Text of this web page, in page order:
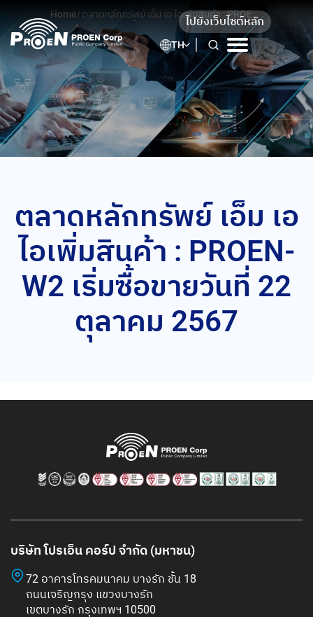
to
content
ไปยังเว็บไซต์หลัก
TH
Home/ตลาดหลักทรัพย์ เอ็ม เอ ไอเพิ่มสินค้า : PROEN-
W2 เริ่มซื้อขายวันที่ 22 ตุลาคม 2567
ตลาดหลักทรัพย์ เอ็ม เอ
ไอเพิ่มสินค้า : PROEN-
W2 เริ่มซื้อขายวันที่ 22
ตุลาคม 2567
บริษัท โปรเอ็น คอร์ป จำกัด (มหาชน)
72 อาคารโทรคมนาคม บางรัก ชั้น 18
ถนนเจริญกรุง แขวงบางรัก
เขตบางรัก กรุงเทพฯ 10500